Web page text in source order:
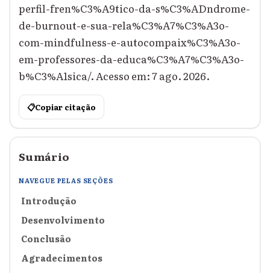
perfil-fren%C3%A9tico-da-s%C3%ADndrome-
de-burnout-e-sua-rela%C3%A7%C3%A3o-
com-mindfulness-e-autocompaix%C3%A3o-
em-professores-da-educa%C3%A7%C3%A3o-
b%C3%A1sica/. Acesso em: 7 ago. 2026.
📋Copiar citação
Sumário
NAVEGUE PELAS SEÇÕES
Introdução
Desenvolvimento
Conclusão
Agradecimentos